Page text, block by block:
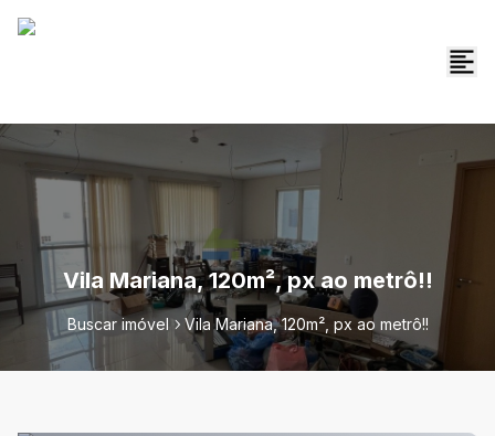
Vila Mariana, 120m², px ao metrô!!
Buscar imóvel Vila Mariana, 120m², px ao metrô!!